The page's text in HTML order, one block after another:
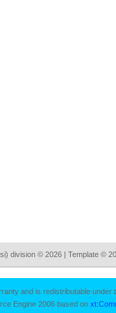
division © 2026 | Template ©
and is redistributable under
Engine 2006 based on